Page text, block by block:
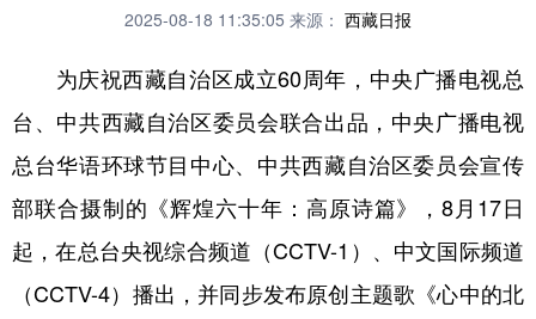
2025-08-18 11:35:05 来源： 西藏日报
为庆祝西藏自治区成立60周年，中央广播电视总
台、中共西藏自治区委员会联合出品，中央广播电视
总台华语环球节目中心、中共西藏自治区委员会宣传
部联合摄制的《辉煌六十年：高原诗篇》，8月17日
起，在总台央视综合频道（CCTV-1）、中文国际频道
（CCTV-4）播出，并同步发布原创主题歌《心中的北